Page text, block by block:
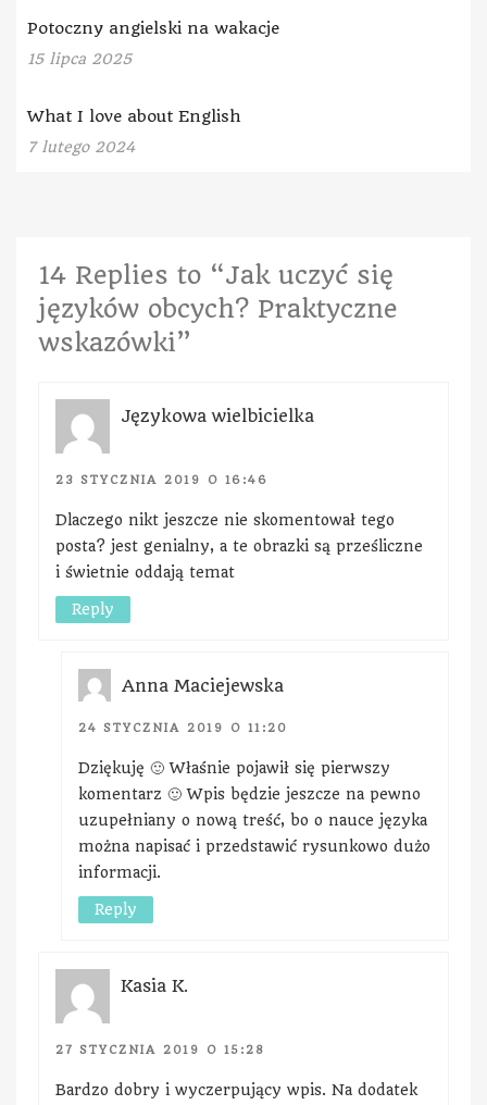
Potoczny angielski na wakacje
15 lipca 2025
What I love about English
7 lutego 2024
14 Replies to “Jak uczyć się
języków obcych? Praktyczne
wskazówki”
Językowa wielbicielka
23 STYCZNIA 2019 O 16:46
Dlaczego nikt jeszcze nie skomentował tego
posta? jest genialny, a te obrazki są prześliczne
i świetnie oddają temat
Reply
Anna Maciejewska
24 STYCZNIA 2019 O 11:20
Dziękuję 🙂 Właśnie pojawił się pierwszy
komentarz 🙂 Wpis będzie jeszcze na pewno
uzupełniany o nową treść, bo o nauce języka
można napisać i przedstawić rysunkowo dużo
informacji.
Reply
Kasia K.
27 STYCZNIA 2019 O 15:28
Bardzo dobry i wyczerpujący wpis. Na dodatek